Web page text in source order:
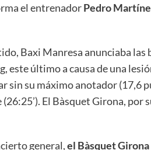
el entrenadorPedro
Baxi Manresa anunciaba las
este último a causa de una
sin su máximo anotador (17,6
El Bàsquet Girona, por
general,el Bàsquet